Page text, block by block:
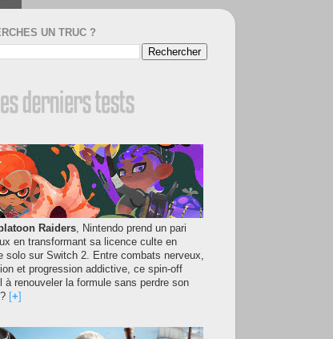
UN TRUC ?
Raiders, Nintendo prend un pari
en transformant sa licence culte en
solo sur Switch 2. Entre combats nerveux,
et progression addictive, ce spin-off
à renouveler la formule sans perdre son
[+]